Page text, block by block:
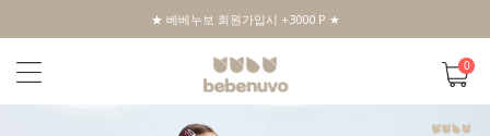
★ 베베누보 회원가입시 +3000 P ★
0